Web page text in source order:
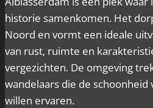
historie samenkomen. Het
Noord en vormt een ideale
van rust, ruimte en
vergezichten. De omgeving
wandelaars die de
willen ervaren.